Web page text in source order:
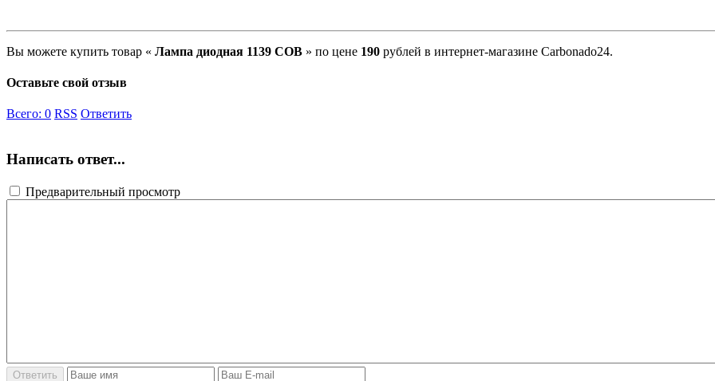
Вы можете купить товар « Лампа диодная 1139 COB » по цене 190 рублей в интернет-магазине Carbonado24.
Оставьте свой отзыв
Всего: 0 RSS Ответить
Написать ответ...
Предварительный просмотр